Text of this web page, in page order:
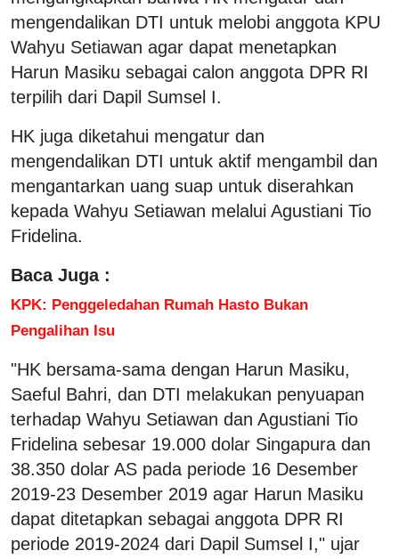
mengendalikan DTI untuk melobi anggota KPU
Wahyu Setiawan agar dapat menetapkan
Harun Masiku sebagai calon anggota DPR RI
terpilih dari Dapil Sumsel I.
HK juga diketahui mengatur dan
mengendalikan DTI untuk aktif mengambil dan
mengantarkan uang suap untuk diserahkan
kepada Wahyu Setiawan melalui Agustiani Tio
Fridelina.
Baca Juga :
KPK: Penggeledahan Rumah Hasto Bukan
Pengalihan Isu
"HK bersama-sama dengan Harun Masiku,
Saeful Bahri, dan DTI melakukan penyuapan
terhadap Wahyu Setiawan dan Agustiani Tio
Fridelina sebesar 19.000 dolar Singapura dan
38.350 dolar AS pada periode 16 Desember
2019-23 Desember 2019 agar Harun Masiku
dapat ditetapkan sebagai anggota DPR RI
periode 2019-2024 dari Dapil Sumsel I," ujar